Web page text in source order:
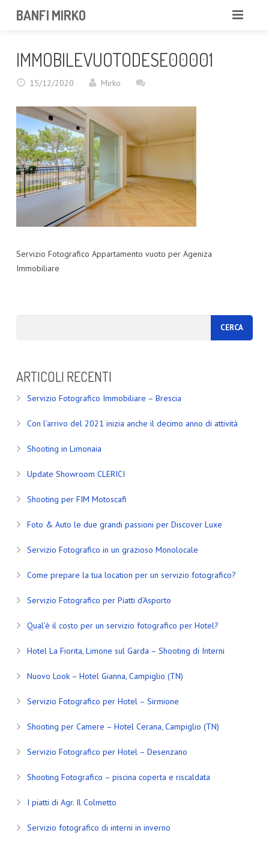
BANFI MIRKO
PORTFOLIO
SERVIZI
NEWS
CONTATTAMI
IMMOBILEVUOTODESE00001
15/12/2020 Mirko
Servizio Fotografico Appartamento vuoto per Ageniza
Immobiliare
ARTICOLI RECENTI
Servizio Fotografico Immobiliare – Brescia
Con l’arrivo del 2021 inizia anche il decimo anno di attività
Shooting in Limonaia
Update Showroom CLERICI
Shooting per FIM Motoscafi
Foto & Auto le due grandi passioni per Discover Luxe
Servizio Fotografico in un grazioso Monolocale
Come prepare la tua location per un servizio fotografico?
Servizio Fotografico per Piatti d’Asporto
Qual’è il costo per un servizio fotografico per Hotel?
Hotel La Fiorita, Limone sul Garda – Shooting di Interni
Nuovo Look – Hotel Gianna, Campiglio (TN)
Servizio Fotografico per Hotel – Sirmione
Shooting per Camere – Hotel Cerana, Campiglio (TN)
Servizio Fotografico per Hotel – Desenzano
Shooting Fotografico – piscina coperta e riscaldata
I piatti di Agr. Il Colmetto
Servizio fotografico di interni in inverno